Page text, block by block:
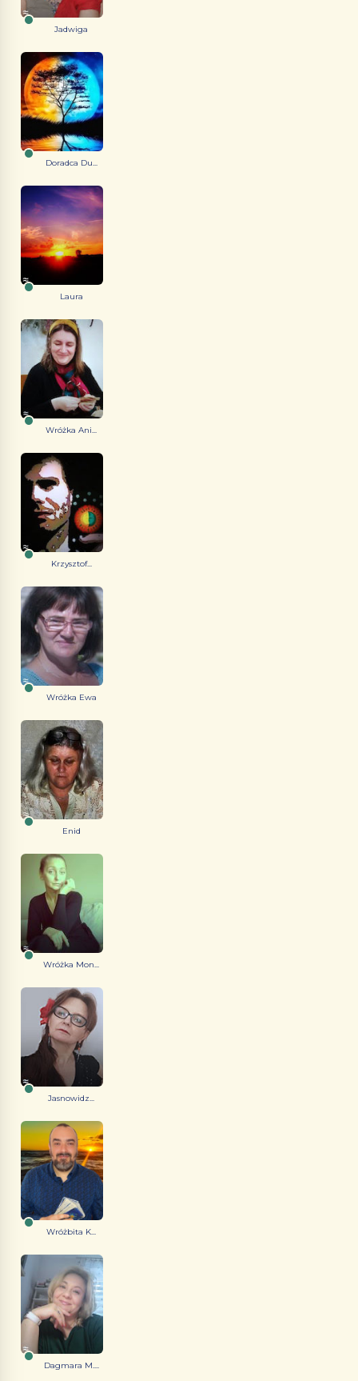
Jadwiga
Doradca Du...
Laura
Wróżka Ani...
Krzysztof...
Wróżka Ewa
Enid
Wróżka Mon...
Jasnowidz...
Wróżbita K...
Dagmara M....